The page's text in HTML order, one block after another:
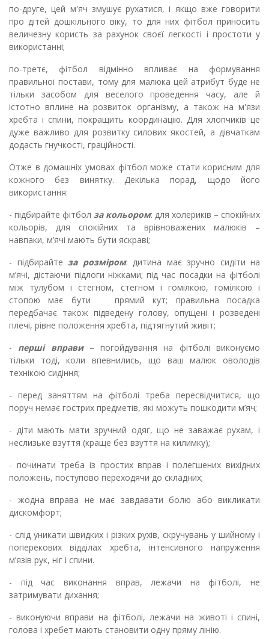
по-друге, цей м'яч змушує рухатися, і якщо вже говорити
про дітей дошкільного віку, то для них фітбол приносить
величезну користь за рахунок своєї легкості і простоти у
використанні;
по-третє, фітбол відмінно впливає на формування
правильної постави, тому для малюка цей атрибут буде не
тільки засобом для веселого проведення часу, але й
істотно вплине на розвиток організму, а також на м'язи
хребта і спини, покращить координацію. Для хлопчиків це
дуже важливо для розвитку силових якостей, а дівчаткам
додасть гнучкості, граційності.
Отже в домашніх умовах фітбол може стати корисним для
кожного без винятку. Декілька порад, щодо його
використання:
- підбирайте фітбол за кольором: для холериків – спокійних
кольорів, для спокійних та врівноважених малюків –
навпаки, м’ячі мають бути яскраві;
- підбирайте за розміром: дитина має зручно сидіти на
м’ячі, дістаючи підлоги ніжками; під час посадки на фітболі
між тулубом і стегном, стегном і гомілкою, гомілкою і
стопою має бути прямий кут; правильна посадка
передбачає також підведену голову, опущені і розведені
плечі, рівне по­ложення хребта, підтягнутий живіт;
- перші вправи– погойдування на фітболі виконуємо
тільки тоді, коли впевнились, що ваш малюк оволодів
технікою сидіння;
- перед заняттям на фітболі треба пересвідчитися, що
поруч немає гострих предметів, які можуть пошкодити м’яч;
- діти мають мати зручний одяг, що не заважає рухам, і
неслизьке взуття (краще без взуття на килимку);
- починати треба із простих вправ і полегшених вихідних
положень, поступово переходячи до складних;
- жодна вправа не має завдавати болю або викликати
дискомфорт;
- слід уникати швидких і різких рухів, скручувань у шийному і
поперекових відділах хребта, інтенсивного напруження
м’язів рук, ніг і спини.
- під час виконання вправ, лежачи на фітболі, не
затримувати дихання;
- виконуючи вправи на фітболі, лежачи на животі і спині,
голова і хребет мають становити одну пряму лінію.